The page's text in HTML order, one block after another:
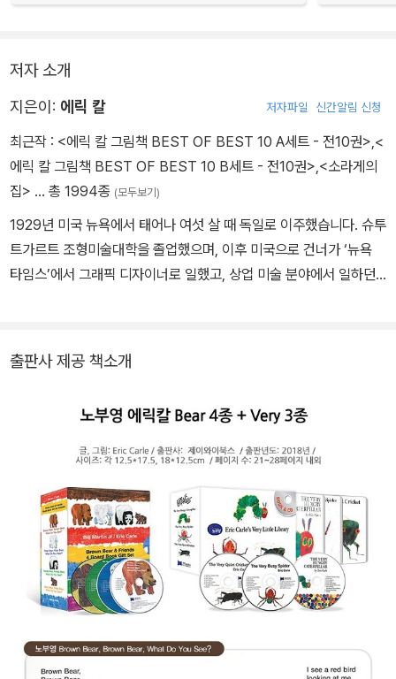
저자 소개
지은이: 에릭 칼 저자파일 신간알림 신청
최근작 : <에릭 칼 그림책 BEST OF BEST 10 A세트 - 전10권>,<
에릭 칼 그림책 BEST OF BEST 10 B세트 - 전10권>,<소라게의
집> … 총 1994종 (모두보기)
1929년 미국 뉴욕에서 태어나 여섯 살 때 독일로 이주했습니다. 슈투
트가르트 조형미술대학을 졸업했으며, 이후 미국으로 건너가 ‘뉴욕
타임스’에서 그래픽 디자이너로 일했고, 상업 미술 분야에서 일하던
번역되어서 전 세계에서 3,300만 권이 팔리기도 했습니다. 깊이 있
도서전 그래픽 상’ 등 세계적으로 권위 있는 상들을 수상하며 작품성
을 인정받고 있습니다.
출판사 제공 책소개